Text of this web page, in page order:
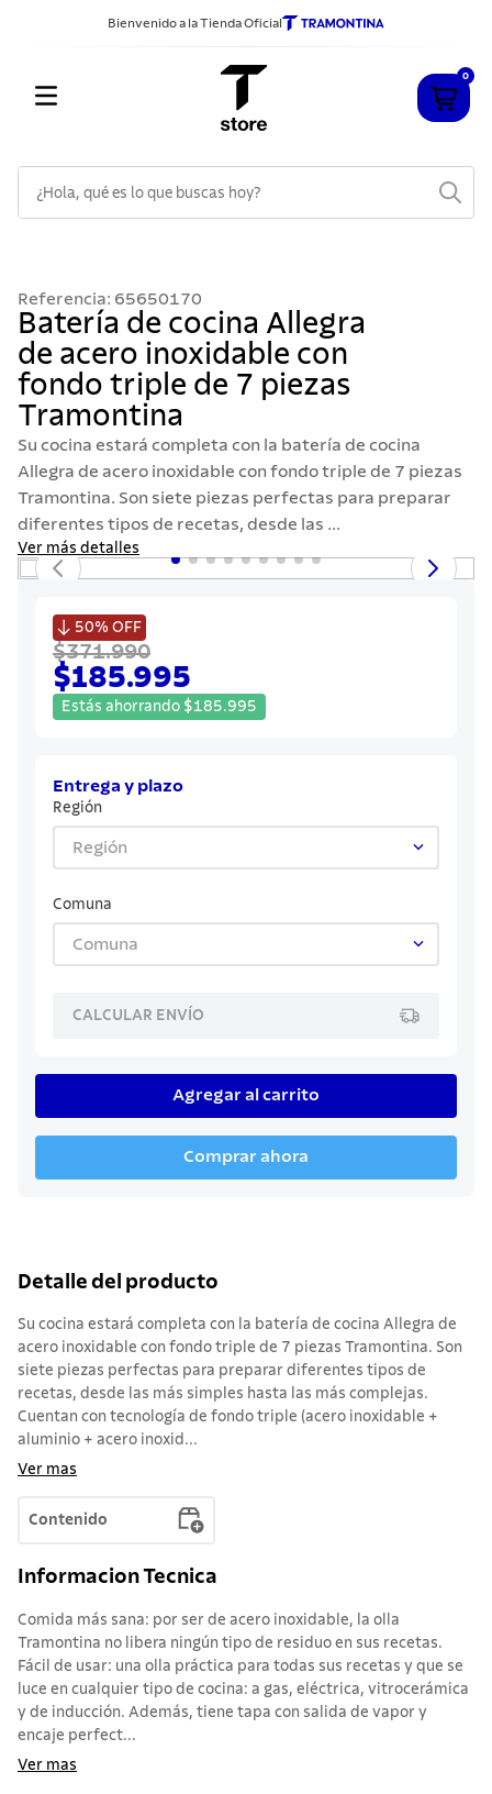
Bienvenido a la Tienda Oficial
0
Referencia: 65650170
Batería de cocina Allegra
de acero inoxidable con
fondo triple de 7 piezas
Tramontina
Su cocina estará completa con la batería de cocina
Allegra de acero inoxidable con fondo triple de 7 piezas
Tramontina. Son siete piezas perfectas para preparar
diferentes tipos de recetas, desde las ...
Ver más detalles
 50% OFF
$371.990
$185.995
Estás ahorrando $185.995
Entrega y plazo
Región
Región
Comuna
Comuna
CALCULAR ENVÍO
Agregar al carrito
Comprar ahora
Detalle del producto
Su cocina estará completa con la batería de cocina Allegra de
acero inoxidable con fondo triple de 7 piezas Tramontina. Son
siete piezas perfectas para preparar diferentes tipos de
recetas, desde las más simples hasta las más complejas.
Cuentan con tecnología de fondo triple (acero inoxidable +
aluminio + acero inoxid...
Ver mas
Contenido
Informacion Tecnica
Comida más sana: por ser de acero inoxidable, la olla
Tramontina no libera ningún tipo de residuo en sus recetas.
Fácil de usar: una olla práctica para todas sus recetas y que se
luce en cualquier tipo de cocina: a gas, eléctrica, vitrocerámica
y de inducción. Además, tiene tapa con salida de vapor y
encaje perfect...
Ver mas
2.
sarten
3.
cubiertos
4.
ollas
5 .
acero inoxidable
6.
grano
7.
442
8.
solar
cuchillo
10. termo